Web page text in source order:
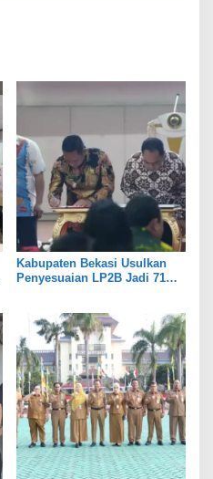
Kabupaten Bekasi Usulkan
Penyesuaian LP2B Jadi 71